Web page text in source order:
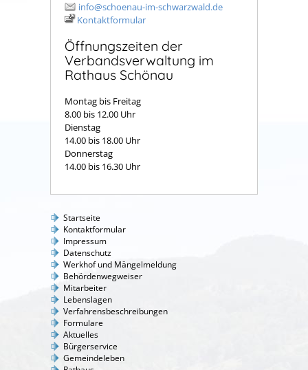
info@schoenau-im-schwarzwald.de
Kontaktformular
Öffnungszeiten der
Verbandsverwaltung im
Rathaus Schönau
Montag bis Freitag
8.00 bis 12.00 Uhr
Dienstag
14.00 bis 18.00 Uhr
Donnerstag
14.00 bis 16.30 Uhr
Startseite
Kontaktformular
Impressum
Datenschutz
Werkhof und Mängelmeldung
Behördenwegweiser
Mitarbeiter
Lebenslagen
Verfahrensbeschreibungen
Formulare
Aktuelles
Bürgerservice
Gemeindeleben